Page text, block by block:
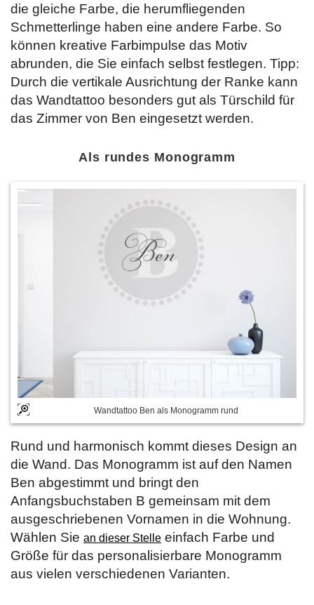
die gleiche Farbe, die herumfliegenden
Schmetterlinge haben eine andere Farbe. So
können kreative Farbimpulse das Motiv
abrunden, die Sie einfach selbst festlegen. Tipp:
Durch die vertikale Ausrichtung der Ranke kann
das Wandtattoo besonders gut als Türschild für
das Zimmer von Ben eingesetzt werden.
Als rundes Monogramm
Wandtattoo Ben als Monogramm rund
Rund und harmonisch kommt dieses Design an
die Wand. Das Monogramm ist auf den Namen
Ben abgestimmt und bringt den
Anfangsbuchstaben B gemeinsam mit dem
ausgeschriebenen Vornamen in die Wohnung.
Wählen Sie an dieser Stelle einfach Farbe und
Größe für das personalisierbare Monogramm
aus vielen verschiedenen Varianten.